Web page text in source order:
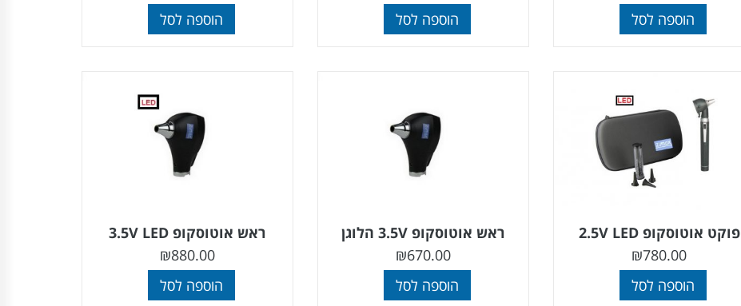
הוספה לסל
הוספה לסל
הוספה לסל
פוקט אוטוסקופ 2.5V LED
₪780.00
הוספה לסל
ראש אוטוסקופ 3.5V הלוגן
₪670.00
הוספה לסל
ראש אוטוסקופ 3.5V LED
₪880.00
הוספה לסל